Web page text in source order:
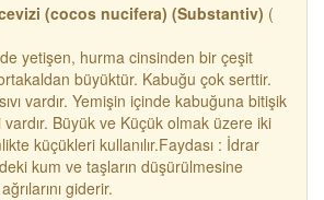
(cocos nucifera) (Substantiv) (
yetişen, hurma cinsinden bir çeşit
büyüktür. Kabuğu çok serttir.
vardır. Yemişin içinde kabuğuna bitişik
vardır. Büyük ve Küçük olmak üzere iki
küçükleri kullanılır.Faydası : İdrar
kum ve taşların düşürülmesine
giderir.